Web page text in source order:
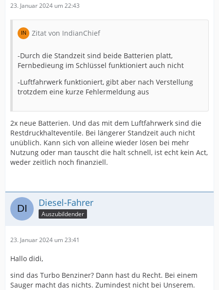
23. Januar 2024 um 22:43
Zitat von IndianChief
-Durch die Standzeit sind beide Batterien platt,
Fernbedieung im Schlüssel funktioniert auch nicht
-Luftfahrwerk funktioniert, gibt aber nach Verstellung
trotzdem eine kurze Fehlermeldung aus
2x neue Batterien. Und das mit dem Luftfahrwerk sind die
Restdruckhalteventile. Bei längerer Standzeit auch nicht
unüblich. Kann sich von alleine wieder lösen bei mehr
Nutzung oder man tauscht die halt schnell, ist echt kein Act,
weder zeitlich noch finanziell.
Diesel-Fahrer
Auszubildender
23. Januar 2024 um 23:41
Hallo didi,
sind das Turbo Benziner? Dann hast du Recht. Bei einem
Sauger macht das nichts. Zumindest nicht bei Unserem.